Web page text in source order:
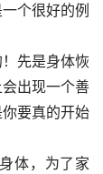
个很好的例
先是身体恢
出现一个善
要真的开始
体，为了家